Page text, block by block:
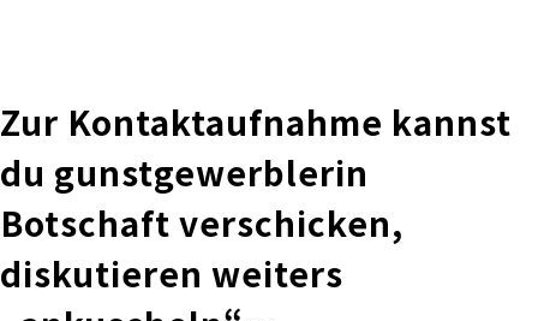
Zur Kontaktaufnahme kannst
du gunstgewerblerin
Botschaft verschicken,
diskutieren weiters